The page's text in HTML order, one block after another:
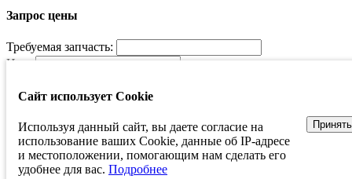
Запрос цены
Требуемая запчасть:
Имя:
* Согласен с политикой о персональных данных
Согласен получать информацию о скидках и акциях по
смс
Отправить
Сайт использует Cookie
Используя данный сайт, вы даете согласие на
использование ваших Cookie, данные об IP-адресе
и местоположении, помогающим нам сделать его
удобнее для вас. Подробнее
Принять